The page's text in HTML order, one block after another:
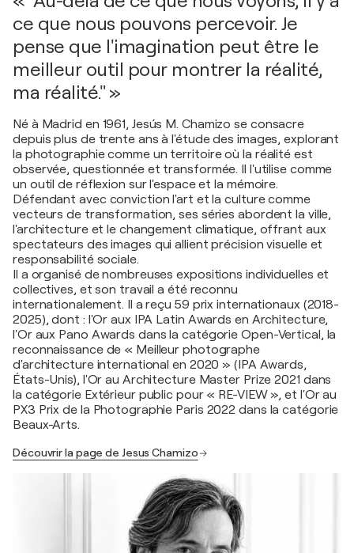
ce que nous pouvons percevoir. Je
pense que l'imagination peut être le
meilleur outil pour montrer la réalité,
ma réalité." »
Né à Madrid en 1961, Jesús M. Chamizo se consacre
depuis plus de trente ans à l'étude des images, explorant
la photographie comme un territoire où la réalité est
observée, questionnée et transformée. Il l'utilise comme
un outil de réflexion sur l'espace et la mémoire.
Défendant avec conviction l'art et la culture comme
vecteurs de transformation, ses séries abordent la ville,
l'architecture et le changement climatique, offrant aux
spectateurs des images qui allient précision visuelle et
responsabilité sociale.
Il a organisé de nombreuses expositions individuelles et
collectives, et son travail a été reconnu
internationalement. Il a reçu 59 prix internationaux (2018-
2025), dont : l'Or aux IPA Latin Awards en Architecture,
l'Or aux Pano Awards dans la catégorie Open-Vertical, la
reconnaissance de « Meilleur photographe
d'architecture international en 2020 » (IPA Awards,
États-Unis), l'Or au Architecture Master Prize 2021 dans
la catégorie Extérieur public pour « RE-VIEW », et l'Or au
PX3 Prix de la Photographie Paris 2022 dans la catégorie
Beaux-Arts.
Découvrir la page de Jesus Chamizo